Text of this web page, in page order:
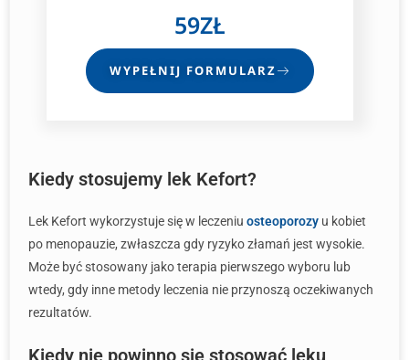
59ZŁ
WYPEŁNIJ FORMULARZ
Kiedy stosujemy lek Kefort?
Lek Kefort wykorzystuje się w leczeniu osteoporozy u kobiet
po menopauzie, zwłaszcza gdy ryzyko złamań jest wysokie.
Może być stosowany jako terapia pierwszego wyboru lub
wtedy, gdy inne metody leczenia nie przynoszą oczekiwanych
rezultatów.
Kiedy nie powinno się stosować leku